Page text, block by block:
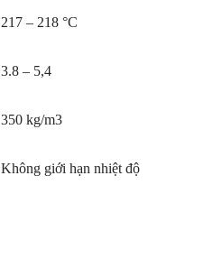
217 – 218 °C
3.8 – 5,4
350 kg/m3
Không giới hạn nhiệt độ